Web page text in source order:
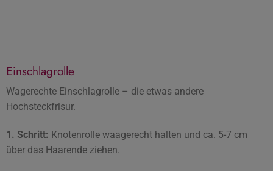
Einschlagrolle
Wagerechte Einschlagrolle – die etwas andere
Hochsteckfrisur.
1. Schritt: Knotenrolle waagerecht halten und ca. 5-7 cm
über das Haarende ziehen.